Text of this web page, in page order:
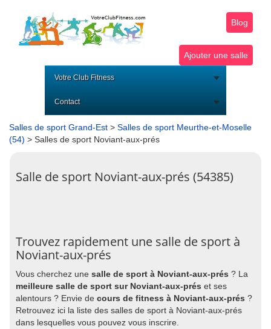
Blog
Ajouter une salle
Votre Club Fitness
Contact
Salles de sport Grand-Est > Salles de sport Meurthe-et-Moselle
(54) > Salles de sport Noviant-aux-prés
Salle de sport Noviant-aux-prés (54385)
Trouvez rapidement une salle de sport à
Noviant-aux-prés
Vous cherchez une salle de sport à Noviant-aux-prés ? La
meilleure salle de sport sur Noviant-aux-prés et ses
alentours ? Envie de cours de fitness à Noviant-aux-prés ?
Retrouvez ici la liste des salles de sport à Noviant-aux-prés
dans lesquelles vous pouvez vous inscrire.